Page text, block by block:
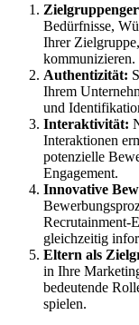
Bedürfnisse,
Ihrer
kommunizieren.
Authentizität:
Ihrem
und
Interaktivität:
Interaktionen
potenzielle
Engagement.
Innovative
Recrutainment-
gleichzeitig
Eltern als
in Ihre
bedeutende
spielen.